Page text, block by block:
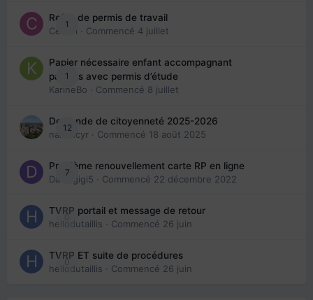
1
Refus de permis de travail
Cedbri · Commencé 4 juillet
1
Papier nécessaire enfant accompagnant
parents avec permis d’étude
KarineBo · Commencé 8 juillet
12
Demande de citoyenneté 2025-2026
nanancyr · Commencé 18 août 2025
7
Problème renouvellement carte RP en ligne
Davidgigi5 · Commencé 22 décembre 2022
0
TVRP portail et message de retour
hellodutaillis · Commencé 26 juin
0
TVRP ET suite de procédures
hellodutaillis · Commencé 26 juin